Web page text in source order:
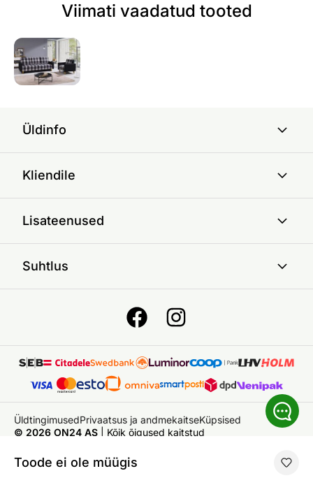
Toode ei ole müügis
Viimati vaadatud tooted
Üldinfo
Kliendile
Lisateenused
Suhtlus
© 2026 ON24 AS Kõik õigused kaitstud
ÜldtingimusedPrivaatsus ja andmekaitseKüpsised